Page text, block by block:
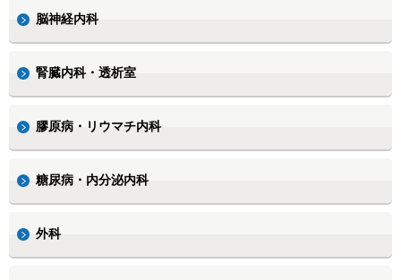
脳神経内科
腎臓内科・透析室
膠原病・リウマチ内科
糖尿病・内分泌内科
外科